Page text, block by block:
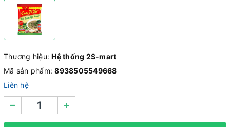
Thương hiệu:Hệ thống 2S-mart
Mã sản phẩm:8938505549668
Liên hệ
– +